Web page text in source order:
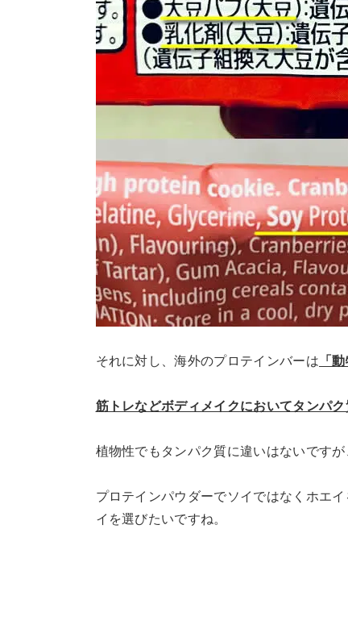
それに対し、海外のプロテインバーは 「
筋トレなどボディメイクにおいてタンパ
植物性でもタンパク質に違いはないですが
プロテインパウダーでソイではなくホエ
イを選びたいですね。